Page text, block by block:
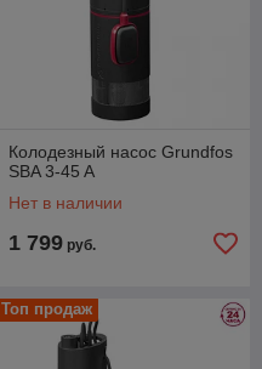
Колодезный насос Grundfos
SBA 3-45 A
Нет в наличии
1 799 руб.
Топ продаж